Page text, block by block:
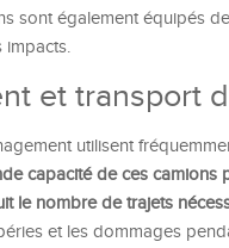
sont également équipés
impacts.
et transport
utilisent
capacité de ces
le nombre de trajets
et les dommages